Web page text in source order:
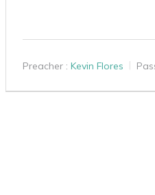
Preacher : Kevin Flores